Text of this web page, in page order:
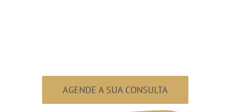
AGENDE A SUA CONSULTA